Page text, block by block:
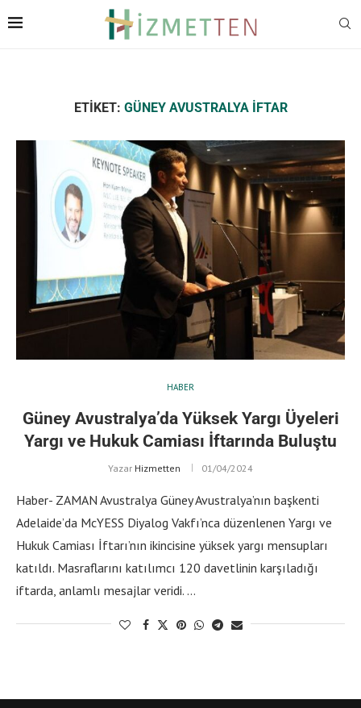
ETIKET: GÜNEY AVUSTRALYA IFTAR
HABER
Güney Avustralya’da Yüksek Yargı Üyeleri
Yargı ve Hukuk Camiası İftarında Buluştu
Yazar Hizmetten 01/04/2024
Haber- ZAMAN Avustralya Güney Avustralya’nın başkenti
Adelaide’da McYESS Diyalog Vakfı’nca düzenlenen Yargı ve
Hukuk Camiası İftarı’nın ikincisine yüksek yargı mensupları
katıldı. Masraflarını katılımcı 120 davetlinin karşıladığı
iftarda, anlamlı mesajlar veridi. …